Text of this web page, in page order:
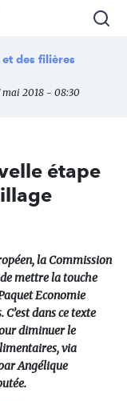
des filières
mai 2018 - 08:30
étape
la Commission
mettre la touche
Economie
dans ce texte
diminuer le
via
Angélique